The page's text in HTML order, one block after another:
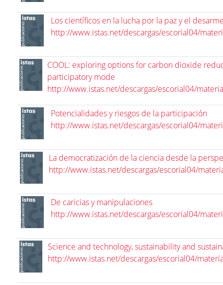
Los científicos en la lucha por la paz y el
http://www.istas.net/descargas/escorial04/
COOL: exploring options for carbon dioxide
participatory mode
http://www.istas.net/descargas/escorial04/
Potencialidades y riesgos de la participación
http://www.istas.net/descargas/escorial04/
La democratización de la ciencia desde la
http://www.istas.net/descargas/escorial04/
De caricias y manipulaciones
http://www.istas.net/descargas/escorial04/
Science and technology, sustainability and
http://www.istas.net/descargas/escorial04/